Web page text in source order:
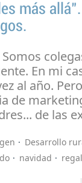
más
En mi
al año.
de
de las
Desarrollo
navidad